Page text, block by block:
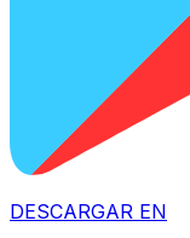
DESCARGAR EN